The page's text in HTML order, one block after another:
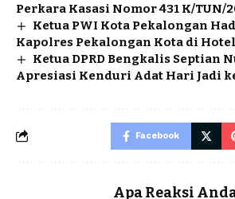
Perkara Kasasi Nomor 431 K/TUN/
Ketua PWI Kota Pekalongan
Kapolres Pekalongan Kota di
Ketua DPRD Bengkalis Septian
Apresiasi Kenduri Adat Hari Jadi
Facebook
Apa Reaksi